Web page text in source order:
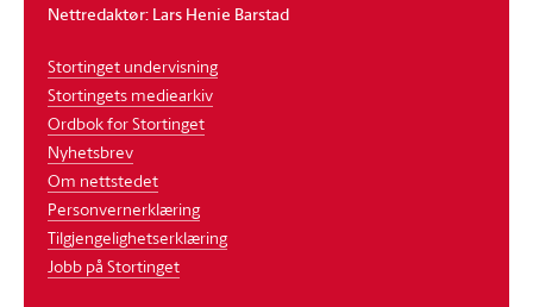
Nettredaktør: Lars Henie Barstad
Stortinget undervisning
Stortingets mediearkiv
Ordbok for Stortinget
Nyhetsbrev
Om nettstedet
Personvernerklæring
Tilgjengelighetserklæring
Jobb på Stortinget